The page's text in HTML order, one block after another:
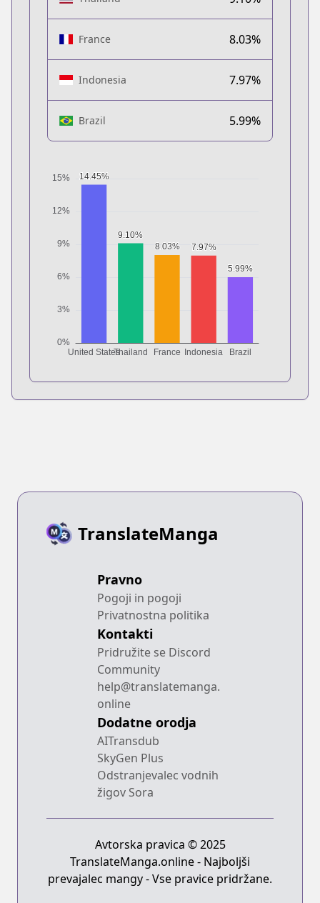
France 8.03%
Indonesia 7.97%
Brazil 5.99%
TranslateManga
Pravno
Pogoji in pogoji
Privatnostna politika
Kontakti
Pridružite se Discord
Community
help@translatemanga.
online
Dodatne orodja
AITransdub
SkyGen Plus
Odstranjevalec vodnih
žigov Sora
Avtorska pravica © 2025
TranslateManga.online - Najboljši
prevajalec mangy - Vse pravice pridržane.